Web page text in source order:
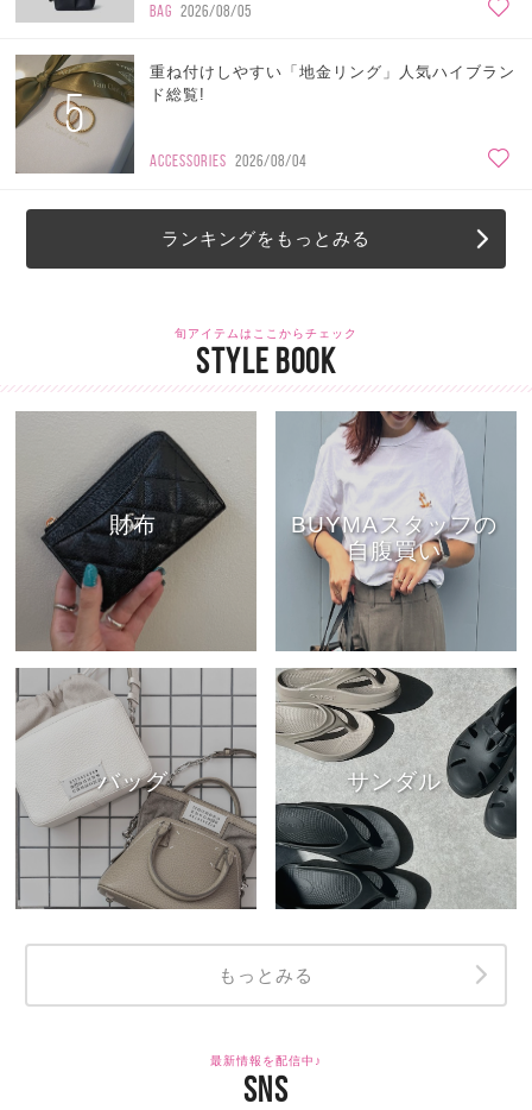
BAG 2026/08/05
5
重ね付けしやすい「地金リング」人気ハイブラン
ド総覧!
ACCESSORIES 2026/08/04
ランキングをもっとみる
旬アイテムはここからチェック
STYLE BOOK
財布
BUYMAスタッフの
自腹買い
バッグ サンダル
もっとみる
最新情報を配信中♪
SNS